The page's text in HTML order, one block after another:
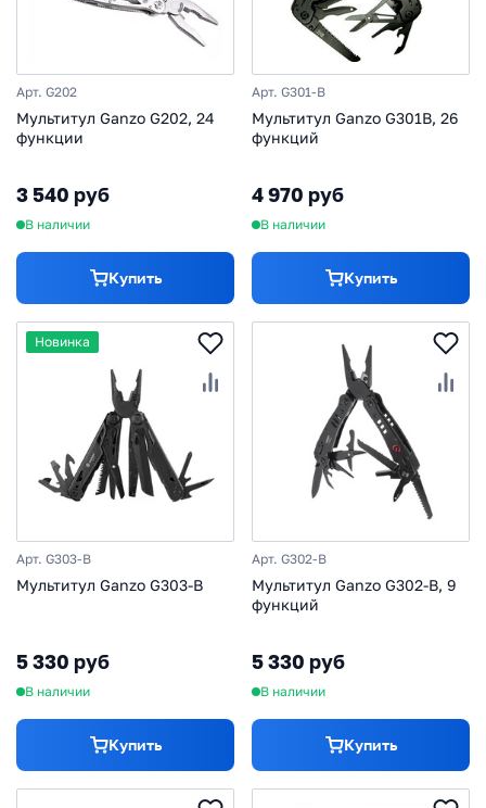
Арт. G202
Мультитул Ganzo G202, 24
функции
3 540 руб
В наличии
Купить
Арт. G301-B
Мультитул Ganzo G301B, 26
функций
4 970 руб
В наличии
Купить
Новинка
Арт. G303-B
Мультитул Ganzo G303-B
5 330 руб
В наличии
Купить
Арт. G302-B
Мультитул Ganzo G302-B, 9
функций
5 330 руб
В наличии
Купить